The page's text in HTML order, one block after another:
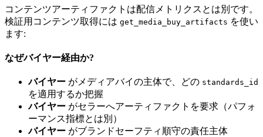
コンテンツアーティファクトは配信メトリクスとは別です。
検証用コンテンツ取得には get_media_buy_artifacts を使い
ます:
なぜバイヤー経由か?
バイヤー がメディアバイの主体で、どの standards_id
を適用するか把握
バイヤー がセラーへアーティファクトを要求（パフォ
ーマンス指標とは別）
バイヤー がブランドセーフティ順守の責任主体